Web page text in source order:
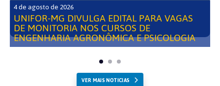
4 de agosto de 2026
UNIFOR-MG DIVULGA EDITAL PARA VAGAS
DE MONITORIA NOS CURSOS DE
ENGENHARIA AGRONÔMICA E PSICOLOGIA
VER MAIS NOTICIAS